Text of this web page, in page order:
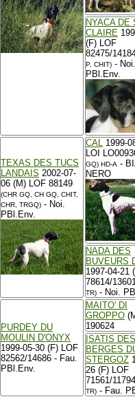
NYACA DE
CLAIRE
(F) LOF
82475/
P, CHIT) - Noi.
PBl.Env.
TEXAS DES TUCS
LANDAIS 2002-07-
06 (M) LOF 88149
(CHR GQ, CH GQ, CHIT,
CHR, TRGQ) - Noi.
PBl.Env.
CAL 1999-
LOI
GQ) HD-A -
NERO
NADA DES
BUVEURS
1997-04-21
78614/
TR) - Noi.
PURDEY DU
MOULIN D'ONYX
1999-05-30 (F) LOF
82562/14686 - Fau.
PBl.Env.
MAITO' DI
GROPPO
190624
ISATIS DES
BERGES
STERGOZ
26 (F) LOF
71561/11794
TR) - Fau.